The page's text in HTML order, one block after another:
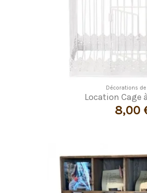
Décorations
Location Cage
8,00